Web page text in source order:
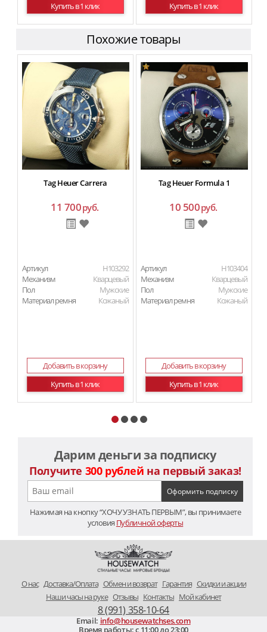
Купить в 1 клик
Купить в 1 клик
Похожие товары
Tag Heuer Carrera
11 700руб.
Артикул
H103292
Механизм
Кварцевый
Пол
Мужские
Материал ремня
Кожаный
Добавить в корзину
Купить в 1 клик
Tag Heuer Formula 1
10 500руб.
Артикул
H103404
Механизм
Кварцевый
Пол
Мужские
Материал ремня
Кожаный
Добавить в корзину
Купить в 1 клик
Дарим деньги за подписку
Получите 300 рублей на первый заказ!
Нажимая на кнопку “ХОЧУ УЗНАТЬ ПЕРВЫМ”, вы принимаете
условия Публичной оферты
O нас Доставка/Оплата Обмен и возврат Гарантия Скидки и акции
Наши часы на руке Отзывы Контакты Мой кабинет
8 (991) 358-10-64
Email: info@housewatchses.com
Время работы: c 11:00 до 23:00